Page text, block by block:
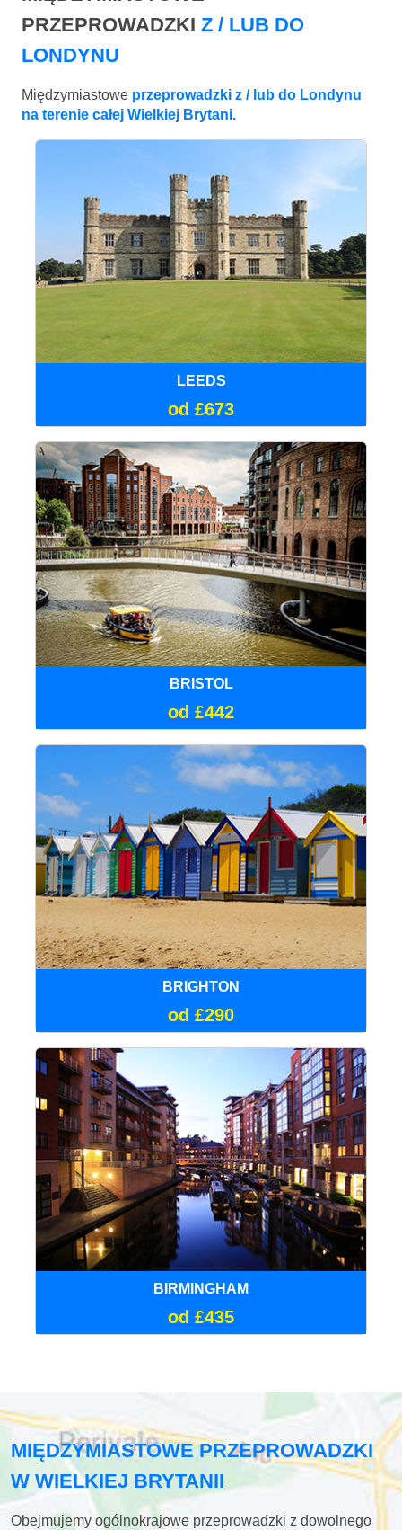
PRZEPROWADZKI Z / LUB DO
LONDYNU
Międzymiastowe przeprowadzki z / lub do Londynu
na terenie całej Wielkiej Brytani.
LEEDS
od £673
BRISTOL
od £442
BRIGHTON
od £290
BIRMINGHAM
od £435
MIĘDZYMIASTOWE PRZEPROWADZKI
W WIELKIEJ BRYTANII
Obejmujemy ogólnokrajowe przeprowadzki z dowolnego